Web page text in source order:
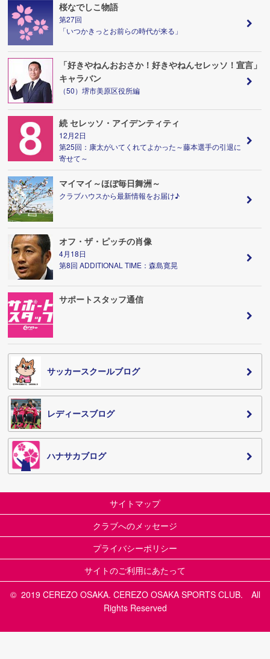
桜なでしこ物語
第27回
「いつかきっとお前らの時代が来る」
「好きやねんおおさか！好きやねんセレッソ！宣言」
キャラバン
（50）堺市美原区役所編
続 セレッソ・アイデンティティ
12月2日
第25回：康太がいてくれてよかった～藤本選手の引退に
寄せて～
マイマイ～ほぼ毎日舞洲～
クラブハウスから最新情報をお届け♪
オフ・ザ・ピッチの肖像
4月18日
第8回 ADDITIONAL TIME：森島寛晃
サポートスタッフ通信
サッカースクールブログ
レディースブログ
ハナサカブログ
サイトマップ
クラブへのメッセージ
プライバシーポリシー
サイトのご利用にあたって
© 2019 CEREZO OSAKA. CEREZO OSAKA SPORTS CLUB. All
Rights Reserved